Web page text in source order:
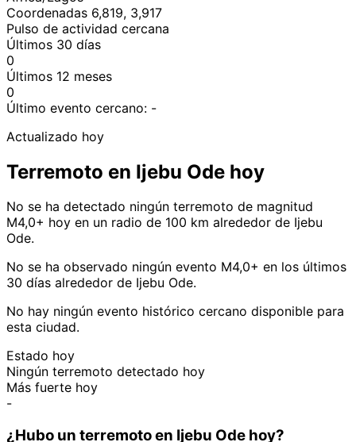
Coordenadas 6,819, 3,917
Pulso de actividad cercana
Últimos 30 días
0
Últimos 12 meses
0
Último evento cercano: -
Actualizado hoy
Terremoto en Ijebu Ode hoy
No se ha detectado ningún terremoto de magnitud
M4,0+ hoy en un radio de 100 km alrededor de Ijebu
Ode.
No se ha observado ningún evento M4,0+ en los últimos
30 días alrededor de Ijebu Ode.
No hay ningún evento histórico cercano disponible para
esta ciudad.
Estado hoy
Ningún terremoto detectado hoy
Más fuerte hoy
-
¿Hubo un terremoto en Ijebu Ode hoy?